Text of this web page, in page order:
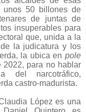
unos 50 billones de
de juntas de
insuperables para
que, unida a la
la judicatura y los
la ubica en pole
2022, para no hablar
narcotráfico,
castro-madurista.
López es una